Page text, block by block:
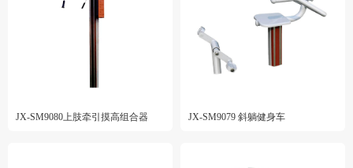
JX-SM9080上肢牵引摸高组合器 JX-SM9079 斜躺健身车